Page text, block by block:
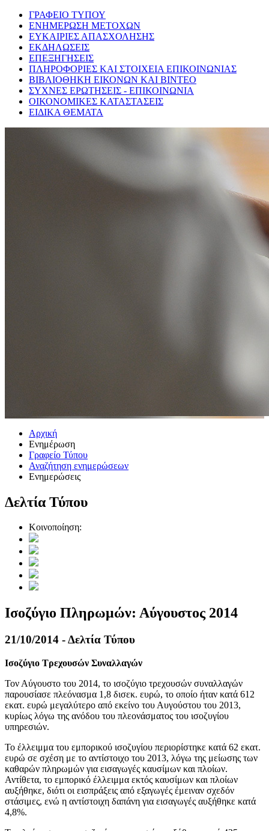
ΓΡΑΦΕΙΟ ΤΥΠΟΥ
ΕΝΗΜΕΡΩΣΗ ΜΕΤΟΧΩΝ
ΕΥΚΑΙΡΙΕΣ ΑΠΑΣΧΟΛΗΣΗΣ
ΕΚΔΗΛΩΣΕΙΣ
ΕΠΕΞΗΓΗΣΕΙΣ
ΠΛΗΡΟΦΟΡΙΕΣ ΚΑΙ ΣΤΟΙΧΕΙΑ ΕΠΙΚΟΙΝΩΝΙΑΣ
ΒΙΒΛΙΟΘΗΚΗ ΕΙΚΟΝΩΝ ΚΑΙ ΒΙΝΤΕΟ
ΣΥΧΝΕΣ ΕΡΩΤΗΣΕΙΣ - ΕΠΙΚΟΙΝΩΝΙΑ
ΟΙΚΟΝΟΜΙΚΕΣ ΚΑΤΑΣΤΑΣΕΙΣ
ΕΙΔΙΚΑ ΘΕΜΑΤΑ
Αρχική
Ενημέρωση
Γραφείο Τύπου
Αναζήτηση ενημερώσεων
Ενημερώσεις
Δελτία Τύπου
Κοινοποίηση:
Ισοζύγιο Πληρωμών: Αύγουστος 2014
21/10/2014 - Δελτία Τύπου
Ισοζύγιο Τρεχουσών Συναλλαγών
Τον Αύγουστο του 2014, το ισοζύγιο τρεχουσών συναλλαγών
παρουσίασε πλεόνασμα 1,8 δισεκ. ευρώ, το οποίο ήταν κατά 612
εκατ. ευρώ μεγαλύτερο από εκείνο του Αυγούστου του 2013,
κυρίως λόγω της ανόδου του πλεονάσματος του ισοζυγίου
υπηρεσιών.
Το έλλειμμα του εμπορικού ισοζυγίου περιορίστηκε κατά 62 εκατ.
ευρώ σε σχέση με το αντίστοιχο του 2013, λόγω της μείωσης των
καθαρών πληρωμών για εισαγωγές καυσίμων και πλοίων.
Αντίθετα, το εμπορικό έλλειμμα εκτός καυσίμων και πλοίων
αυξήθηκε, διότι οι εισπράξεις από εξαγωγές έμειναν σχεδόν
στάσιμες, ενώ η αντίστοιχη δαπάνη για εισαγωγές αυξήθηκε κατά
4,8%.